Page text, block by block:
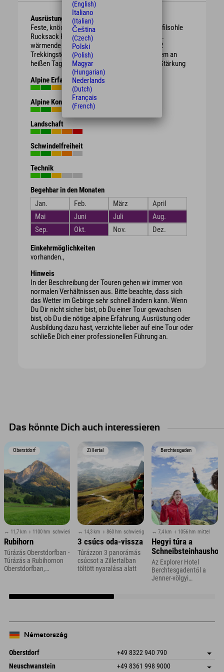
Ausrüstung
Feste, knöchelhohe Bergschuhe mit guter Profilsohle
Rucksack Regenschutz, je nach Witterung evtl.
wärmende Kleidung oder Sonnenschutz ggf. 2
Trekkingstöcke ausreichend Getränke vor allem an
heißen Tagen evtl. Brotzeit / Süßigkeiten zur Stärkung
Alpine Erfahrung
Alpine Kondition
Landschaft
Schwindelfreiheit
Technik
Begehbar in den Monaten
Jan.
Feb. März
April
Mai
Juni Juli
Aug.
Sep.
Okt. Nov. Dez.
Einkehrmöglichkeiten
vorhanden.,
Hinweis
In der Beschreibung der Touren gehen wir immer von
normalen Verhältnissen aus. Bitte beachte, dass sich
das Wetter im Gebirge sehr schnell ändern kann. Wenn
Du Dir nicht sicher bist, ob Du einer Tour gewachsen
bist, ob Du die nötige alpine Erfahrung, Ausrüstung oder
Ausbildung dazu hast, verzichte lieber auf eine Tour oder
schließe Dich einer professionellen Führung an.
Das könnte Dich auch interessieren
Oberstdorf
↔ 11,7 km ↕ 1100 hm schwierig
Rubihorn
Túrázás Oberstdorfban -
Túrázás a Rubihornon
Oberstdorfban,
Zillertal
↔ 14,3 km ↕ 860 hm schwierig
3 csúcs oda-vissza
Túrázzon 3 panorámás
csúcsot a Zillertalban
töltött nyaralása alatt
Berchtesgaden
↔ 7,4 km ↕ 1056 hm mittel
Hegyi túra a
Schneibsteinhaushoz
Az Explorer Hotel
Berchtesgadentől a
Jenner-völgyi
Németország
Oberstdorf +49 8322 940 790
An der Breitach 3
Cím mentése
Neuschwanstein +49 8361 998 9000
(English)
Italiano
(Italian)
Čeština
(Czech)
Polski
(Polish)
Magyar
(Hungarian)
Nederlands
(Dutch)
Français
(French)